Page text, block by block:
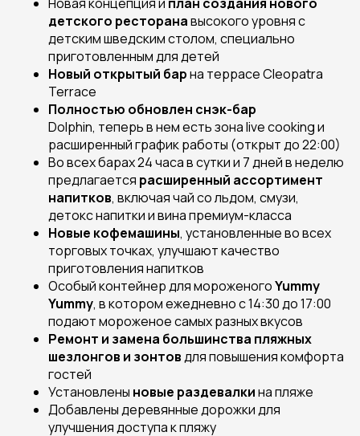
детского ресторанавысокого уровня с
детским шведским столом, специально
приготовленным для детей
Новый открытый барна террасе Cleopatra
Terrace
Полностью обновлен cнэк-бар
Dolphin, теперь в нем есть зона live cooking и
расширенный график работы (открыт до 22:00)
Во всех барах 24 часа в сутки и 7 дней в неделю
предлагается расширенный ассортимент
напитков, включая чай со льдом, смузи,
детокс напитки и вина премиум-класса
Новые кофемашины, установленные во всех
торговых точках, улучшают качество
приготовления напитков
Особый контейнер для мороженогоYummy
Yummy, в котором ежедневно с 14:30 до 17:00
подают мороженое самых разных вкусов
Ремонт и замена большинства пляжных
шезлонгов и зонтовдля повышения комфорта
гостей
Установлены новые раздевалкина пляже
Добавлены деревянные дорожки для
улучшения доступа к пляжу